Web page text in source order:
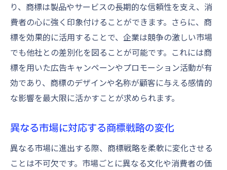
り、商標は製品やサービスの長期的な信頼性を支え、消
費者の心に強く印象付けることができます。さらに、商
標を効果的に活用することで、企業は競争の激しい市場
でも他社との差別化を図ることが可能です。これには商
標を用いた広告キャンペーンやプロモーション活動が有
効であり、商標のデザインや名称が顧客に与える感情的
な影響を最大限に活かすことが求められます。
異なる市場に対応する商標戦略の変化
異なる市場に進出する際、商標戦略を柔軟に変化させる
ことは不可欠です。市場ごとに異なる文化や消費者の価